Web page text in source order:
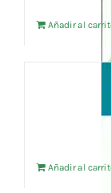
Añadir al
IVA
Añadir al